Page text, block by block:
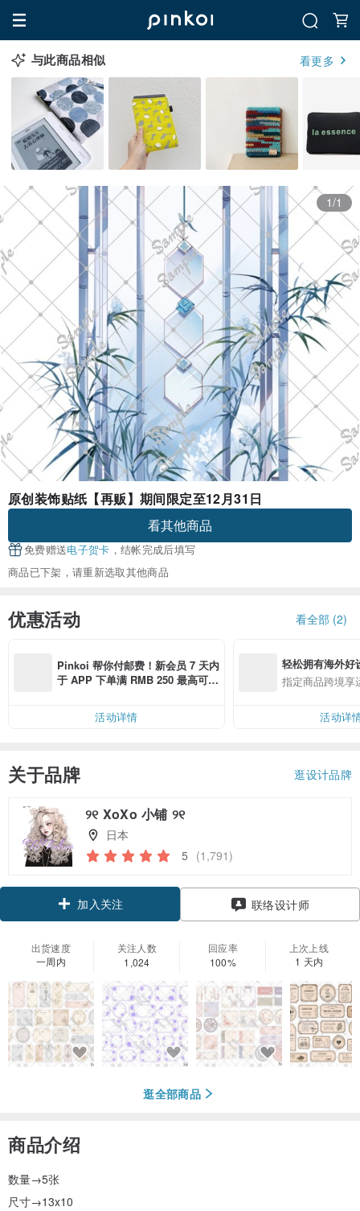
与此商品相似 看更多
1/1
原创装饰贴纸【再贩】期间限定至12月31日
看其他商品
免费赠送电子贺卡 ，结帐完成后填写
商品已下架，请重新选取其他商品
优惠活动 看全部 (2)
Pinkoi 帮你付邮费！新会员 7 天内
于 APP 下单满 RMB 250 最高可折
活动详情
轻松拥有海外好
指定商品跨境享
活动详
关于品牌 逛设计品牌
୨୧ XoXo 小铺 ୨୧
日本
5 (1,791)
加入关注 联络设计师
出货速度
一周内
关注人数
1,024
回应率
100%
上次上线
1 天内
逛全部商品
商品介绍
数量→5张
尺寸→13x10